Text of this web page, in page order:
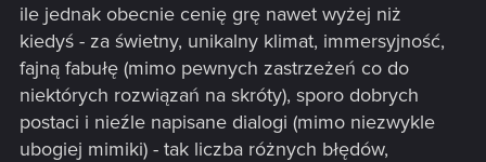
ile jednak obecnie cenię grę nawet wyżej niż
kiedyś - za świetny, unikalny klimat, immersyjność,
fajną fabułę (mimo pewnych zastrzeżeń co do
niektórych rozwiązań na skróty), sporo dobrych
postaci i nieźle napisane dialogi (mimo niezwykle
ubogiej mimiki) - tak liczba różnych błędów,